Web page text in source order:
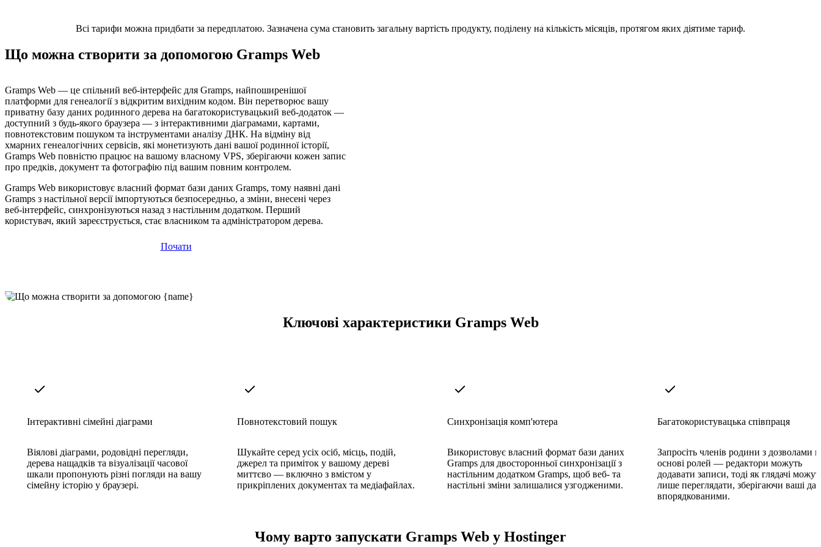
Всі тарифи можна придбати за передплатою. Зазначена сума становить загальну вартість продукту, поділену на кількість місяців, протягом яких діятиме тариф.
Що можна створити за допомогою Gramps Web
Gramps Web — це спільний веб-інтерфейс для Gramps, найпоширенішої
платформи для генеалогії з відкритим вихідним кодом. Він перетворює вашу
приватну базу даних родинного дерева на багатокористувацький веб-додаток —
доступний з будь-якого браузера — з інтерактивними діаграмами, картами,
повнотекстовим пошуком та інструментами аналізу ДНК. На відміну від
хмарних генеалогічних сервісів, які монетизують дані вашої родинної історії,
Gramps Web повністю працює на вашому власному VPS, зберігаючи кожен запис
про предків, документ та фотографію під вашим повним контролем.
Gramps Web використовує власний формат бази даних Gramps, тому наявні дані
Gramps з настільної версії імпортуються безпосередньо, а зміни, внесені через
веб-інтерфейс, синхронізуються назад з настільним додатком. Перший
користувач, який зареєструється, стає власником та адміністратором дерева.
Почати
Ключові характеристики Gramps Web
Інтерактивні сімейні діаграми
Віялові діаграми, родовідні перегляди,
дерева нащадків та візуалізації часової
шкали пропонують різні погляди на вашу
сімейну історію у браузері.
Повнотекстовий пошук
Шукайте серед усіх осіб, місць, подій,
джерел та приміток у вашому дереві
миттєво — включно з вмістом у
прикріплених документах та медіафайлах.
Синхронізація комп'ютера
Використовує власний формат бази даних
Gramps для двосторонньої синхронізації з
настільним додатком Gramps, щоб веб- та
настільні зміни залишалися узгодженими.
Багатокористувацька співпраця
Запросіть членів родини з дозволами
основі ролей — редактори можуть
додавати записи, тоді як глядачі
лише переглядати, зберігаючи ваші
впорядкованими.
Чому варто запускати Gramps Web у Hostinger